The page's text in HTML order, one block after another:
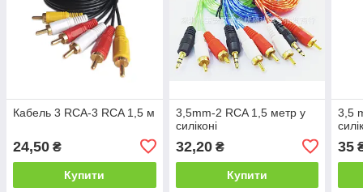
Кабель 3 RCA-3 RCA 1,5 м
24,50 ₴
Купити
3,5mm-2 RCA 1,5 метр у
силіконі
32,20₴
Купити
3,5
35